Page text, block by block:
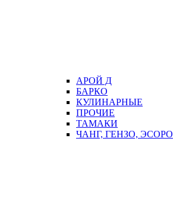
АРОЙ Д
БАРКО
КУЛИНАРНЫЕ
ПРОЧИЕ
ТАМАКИ
ЧАНГ, ГЕНЗО, ЭСОРО